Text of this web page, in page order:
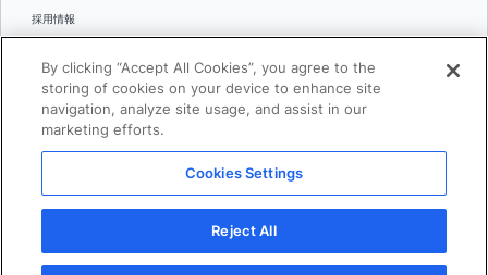
採用情報
言語
日本語
© 2026 Docker Inc.全著作権所有
利用規約(英語)
プライバシー
Cookies Settings
By clicking “Accept All Cookies”, you agree to the
storing of cookies on your device to enhance site
navigation, analyze site usage, and assist in our
marketing efforts.
Cookies Settings
Reject All